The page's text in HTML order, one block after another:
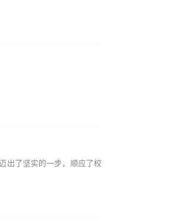
出了坚实的一步，顺应了校